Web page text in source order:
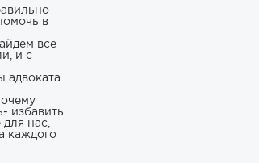
в
все
и с
адвоката
избавить
нас,
каждого